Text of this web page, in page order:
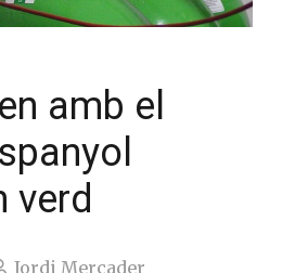
amb el
verd
Jordi Mercader